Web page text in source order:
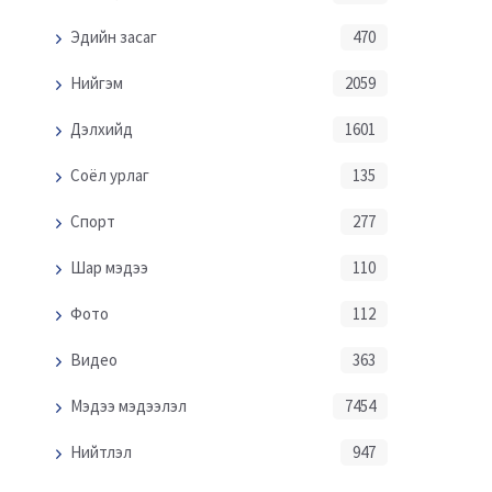
Эдийн засаг 470
Нийгэм 2059
Дэлхийд 1601
Соёл урлаг 135
Спорт 277
Шар мэдээ 110
Фото 112
Видео 363
Мэдээ мэдээлэл 7454
Нийтлэл 947